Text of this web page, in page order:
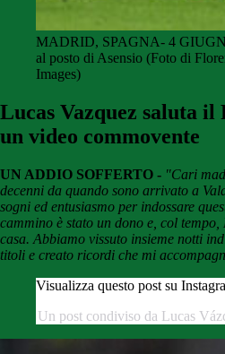
MADRID, SPAGNA- 4
al posto di Asensio (Foto di
Images)
Lucas Vazquez saluta
un video commovente
UN ADDIO SOFFERTO - "Cari
decenni da quando sono arrivato a
sogni ed entusiasmo per indossare
cammino è stato un dono e, col
casa. Abbiamo vissuto insieme notti
titoli e creato ricordi che mi
Visualizza questo post su
Un post condiviso da Lucas